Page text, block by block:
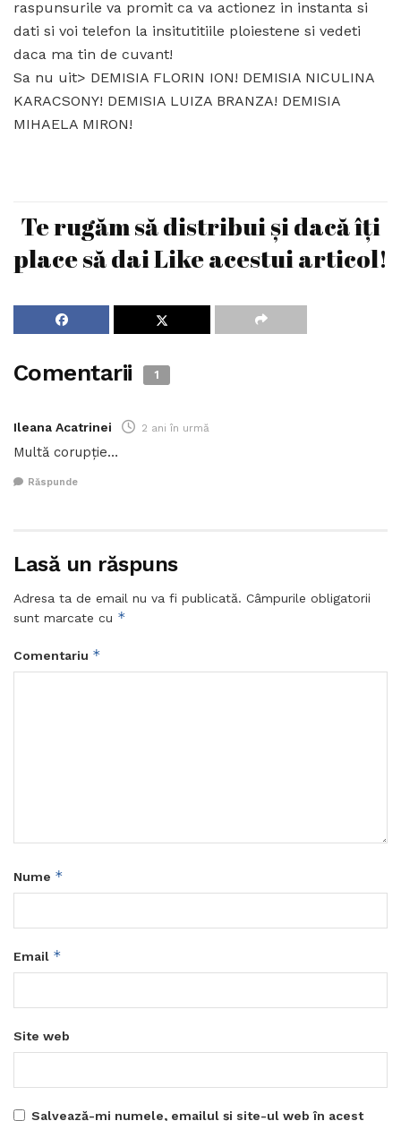
raspunsurile va promit ca va actionez in instanta si
dati si voi telefon la insitutitiile ploiestene si vedeti
daca ma tin de cuvant!
Sa nu uit> DEMISIA FLORIN ION! DEMISIA NICULINA
KARACSONY! DEMISIA LUIZA BRANZA! DEMISIA
MIHAELA MIRON!
Te rugăm să distribui și dacă îți
place să dai Like acestui articol!
Comentarii 1
Ileana Acatrinei 2 ani în urmă
Multă corupție…
Răspunde
Lasă un răspuns
Adresa ta de email nu va fi publicată. Câmpurile obligatorii
sunt marcate cu *
Comentariu *
Nume *
Email *
Site web
Salvează-mi numele, emailul și site-ul web în acest